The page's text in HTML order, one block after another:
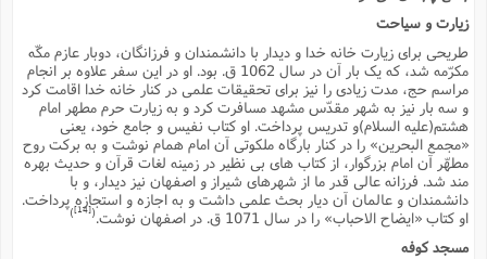
زیارت و سیاحت
طریحى براى زیارت خانه خدا و دیدار با دانشمندان و فرزانگان، دوبار عازم مکّه
مکرّمه شد، که یک بار آن در سال 1062 ق. بود. او در این سفر علاوه بر انجام
مراسم حج، مدت زیادى را نیز براى تحقیقات علمى در کنار خانه خدا اقامت کرد
و سه بار نیز به شهر مقدّس مشهد مسافرت کرد و به زیارت حرم مطهر امام
هشتم(علیه السلام)و تدریس پرداخت. او کتاب نفیس و جامع خود، یعنى
«مجمع البحرین» را در کنار بارگاه ملکوتى آن امام همام نوشت و به برکت روح
مطهّر آن امام بزرگوار، از کتاب هاى بى نظیر در زمینه لغات قرآن و حدیث بهره
مند شد. فرزانه عالى قدر ما از شهرهاى شیراز و اصفهان نیز دیدار، و با
دانشمندان و عالمان آن دیار بحث علمى داشت و به اجازه و استجازه پرداخت.
او کتاب «ایضاح الاحباب» را در سال 1071 ق. در اصفهان نوشت.
(
[14]
)
مسجد کوفه